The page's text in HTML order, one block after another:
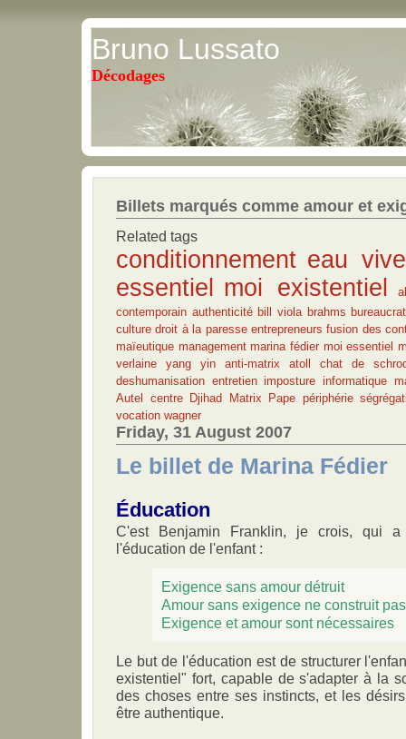
Bruno Lussato
Décodages
Billets marqués comme amour et
Related tags
conditionnement eau vive
essentiel
moi existentiel
contemporain authenticité bill viola brahms
culture droit à la paresse entrepreneurs fusion des
maïeutique management marina fédier moi essentiel
verlaine
yang yin anti-matrix atoll
chat de
deshumanisation entretien imposture informatique
Autel
centre Djihad Matrix Pape périphérie
vocation wagner
Friday, 31 August 2007
Le billet de Marina Fédier
Éducation
C'est Benjamin Franklin, je crois, qui
l'éducation de l'enfant :
Exigence sans amour détruit
Amour sans exigence ne construit pas
Exigence et amour sont nécessaires
Le but de l'éducation est de structurer
existentiel" fort, capable de s'adapter à la
des choses entre ses instincts, et les
être authentique.